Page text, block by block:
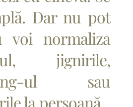
Dar nu pot
voi normaliza
ul, jignirile,
ul sau
la persoană.